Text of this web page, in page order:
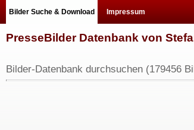
Bilder Suche & Download Impressum
PresseBilder Datenbank von
Bilder-Datenbank durchsuchen (179456